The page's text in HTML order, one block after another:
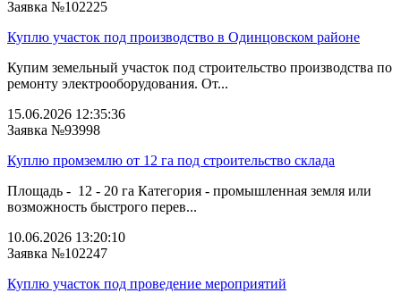
Заявка №102225
Куплю участок под производство в Одинцовском районе
Купим земельный участок под строительство производства по
ремонту электрооборудования. От...
15.06.2026 12:35:36
Заявка №93998
Куплю промземлю от 12 га под строительство склада
Площадь - 12 - 20 га Категория - промышленная земля или
возможность быстрого перев...
10.06.2026 13:20:10
Заявка №102247
Куплю участок под проведение мероприятий